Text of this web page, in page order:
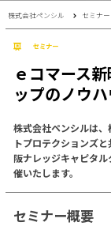
株式会社ペンシル セミナー
セミナー
ｅコマース
ップのノウハ
株式会社ペンシルは
トプロテクションズ
阪ナレッジキャピタ
催いたします。
セミナー概要